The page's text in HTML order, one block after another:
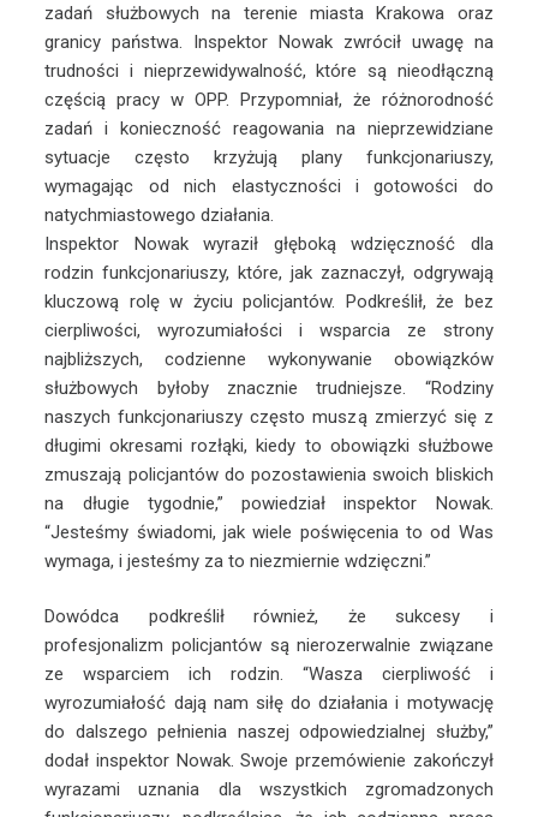
zadań służbowych na terenie miasta Krakowa oraz
granicy państwa. Inspektor Nowak zwrócił uwagę na
trudności i nieprzewidywalność, które są nieodłączną
częścią pracy w OPP. Przypomniał, że różnorodność
zadań i konieczność reagowania na nieprzewidziane
sytuacje często krzyżują plany funkcjonariuszy,
wymagając od nich elastyczności i gotowości do
natychmiastowego działania.
Inspektor Nowak wyraził głęboką wdzięczność dla
rodzin funkcjonariuszy, które, jak zaznaczył, odgrywają
kluczową rolę w życiu policjantów. Podkreślił, że bez
cierpliwości, wyrozumiałości i wsparcia ze strony
najbliższych, codzienne wykonywanie obowiązków
służbowych byłoby znacznie trudniejsze. “Rodziny
naszych funkcjonariuszy często muszą zmierzyć się z
długimi okresami rozłąki, kiedy to obowiązki służbowe
zmuszają policjantów do pozostawienia swoich bliskich
na długie tygodnie,” powiedział inspektor Nowak.
“Jesteśmy świadomi, jak wiele poświęcenia to od Was
wymaga, i jesteśmy za to niezmiernie wdzięczni.”
Dowódca podkreślił również, że sukcesy i
profesjonalizm policjantów są nierozerwalnie związane
ze wsparciem ich rodzin. “Wasza cierpliwość i
wyrozumiałość dają nam siłę do działania i motywację
do dalszego pełnienia naszej odpowiedzialnej służby,”
dodał inspektor Nowak. Swoje przemówienie zakończył
wyrazami uznania dla wszystkich zgromadzonych